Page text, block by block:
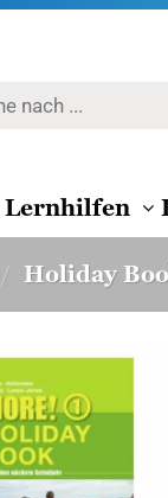
Lernhilfen
/ Holiday
Wunschliste